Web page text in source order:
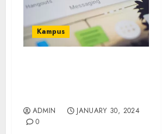
Kampus
ADMIN
JANUARY 30, 2024
0